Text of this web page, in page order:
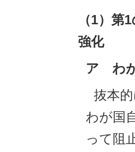
（1）第
強化
ア わ
抜本
わが国
って阻